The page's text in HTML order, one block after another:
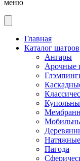
меню
Главная
Каталог шатров
Ангары
Арочные
Пагода